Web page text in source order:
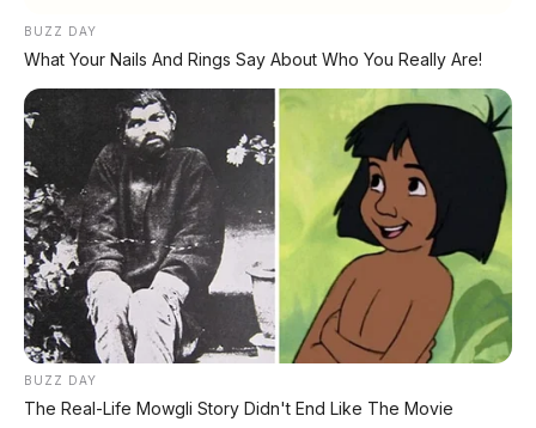
BUZZ DAY
What Your Nails And Rings Say About Who You Really Are!
BUZZ DAY
The Real-Life Mowgli Story Didn't End Like The Movie